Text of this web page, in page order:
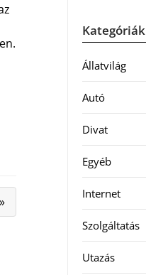
Kategóriák
Állatvilág
Autó
Divat
Egyéb
Internet
Szolgáltatás
Utazás